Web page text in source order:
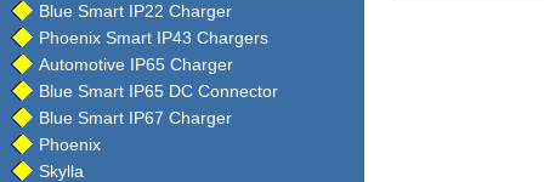
Blue Smart IP22 Charger
Phoenix Smart IP43 Chargers
Automotive IP65 Charger
Blue Smart IP65 DC Connector
Blue Smart IP67 Charger
Phoenix
Skylla